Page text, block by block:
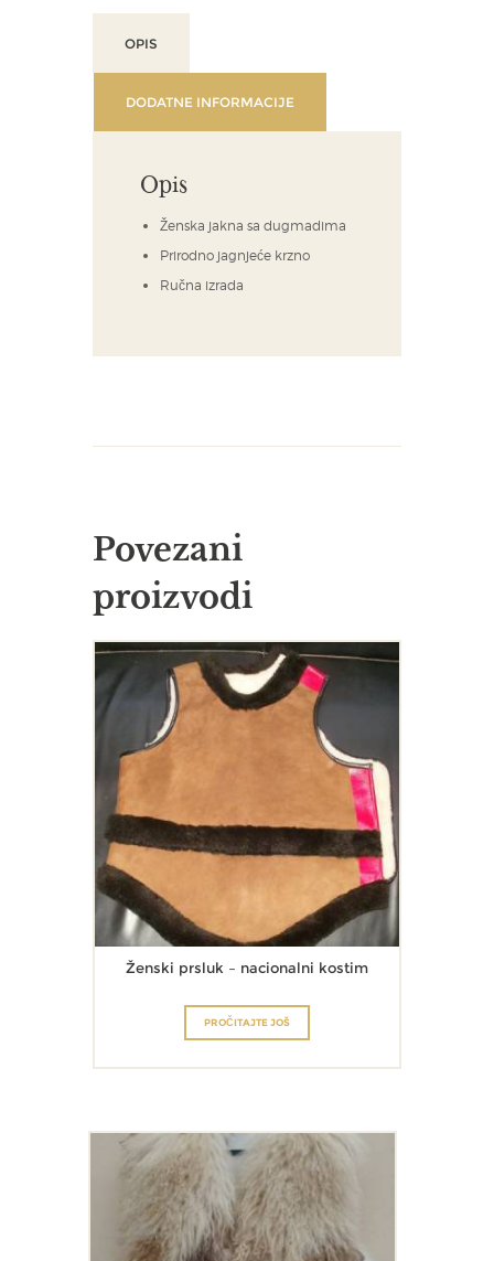
OPIS
DODATNE INFORMACIJE
Opis
Ženska jakna sa dugmadima
Prirodno jagnjeće krzno
Ručna izrada
Povezani
proizvodi
Ženski prsluk – nacionalni kostim
PROČITAJTE JOŠ